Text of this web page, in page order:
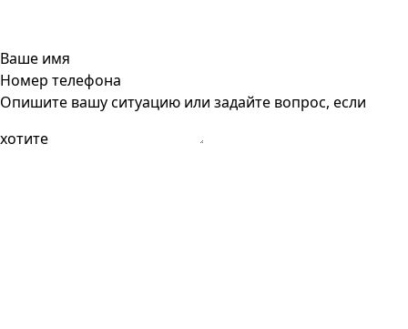
Ваше имя
Номер телефона
Опишите вашу ситуацию или задайте вопрос, если
хотите